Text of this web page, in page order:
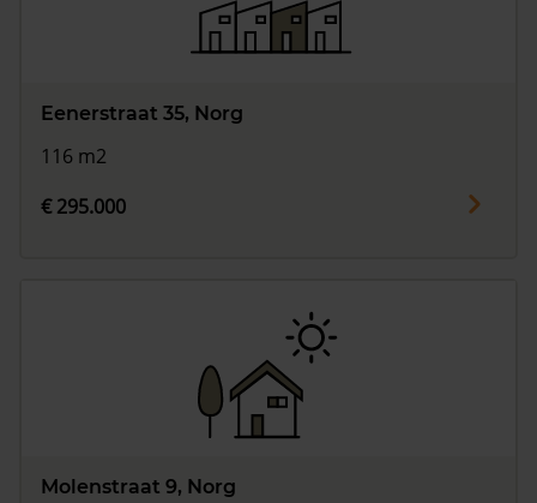
Eenerstraat 35, Norg
116 m2
€ 295.000
Molenstraat 9, Norg